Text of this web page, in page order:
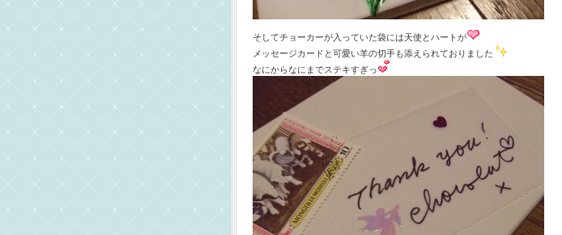
そしてチョーカーが入っていた袋には天使とハートが
メッセージカードと可愛い羊の切手も添えられておりました
なにからなにまでステキすぎっ